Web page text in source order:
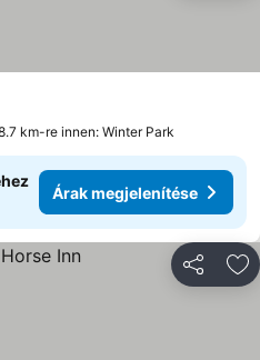
megjelenítése
km-re innen: Winter Park
Árak megjelenítése